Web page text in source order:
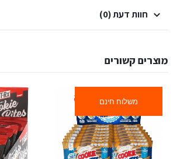
חוות דעת (0)
מוצרים קשורים
משלוח חינם